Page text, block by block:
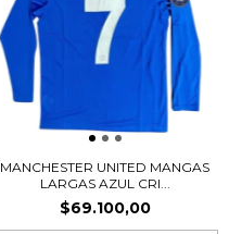
MANCHESTER UNITED MANGAS
LARGAS AZUL CRI...
$69.100,00